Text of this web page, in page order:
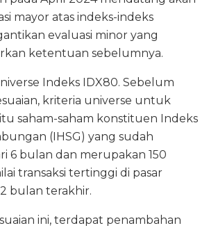
mayor atas indeks-indeks
evaluasi minor yang
ketentuan sebelumnya.
Indeks IDX80. Sebelum
kriteria universe untuk
saham-saham konstituen Indeks
(IHSG) yang sudah
6 bulan dan merupakan 150
transaksi tertinggi di pasar
bulan terakhir.
ini, terdapat penambahan